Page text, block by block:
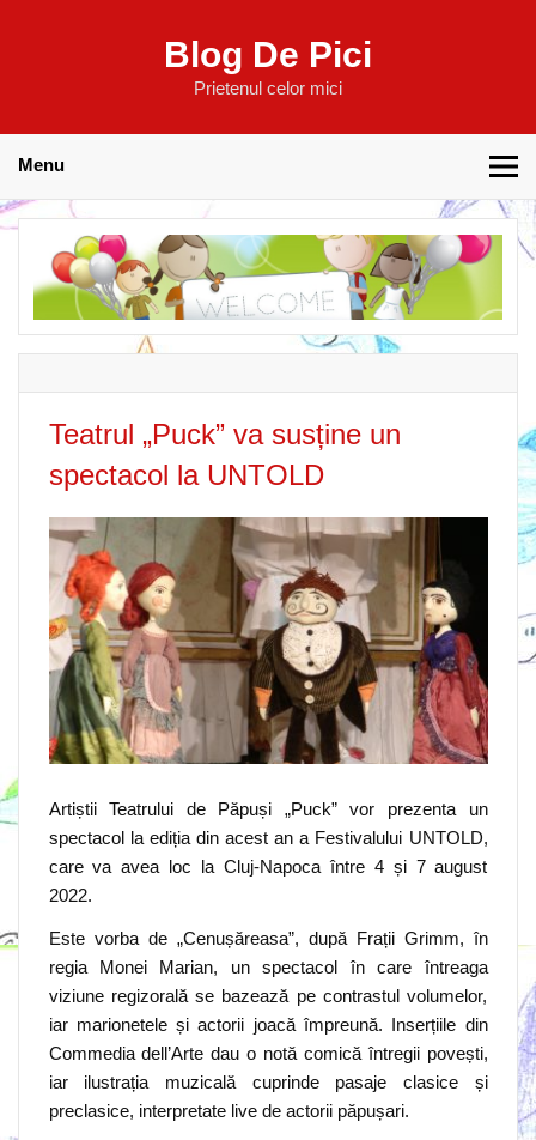
Blog De Pici
Prietenul celor mici
Menu
Teatrul „Puck” va susține un
spectacol la UNTOLD
Artiștii Teatrului de Păpuși „Puck” vor prezenta un
spectacol la ediția din acest an a Festivalului UNTOLD,
care va avea loc la Cluj-Napoca între 4 și 7 august
2022.
Este vorba de „Cenușăreasa”, după Frații Grimm, în
regia Monei Marian, un spectacol în care întreaga
viziune regizorală se bazează pe contrastul volumelor,
iar marionetele și actorii joacă împreună. Inserțiile din
Commedia dell’Arte dau o notă comică întregii povești,
iar ilustrația muzicală cuprinde pasaje clasice și
preclasice, interpretate live de actorii păpușari.